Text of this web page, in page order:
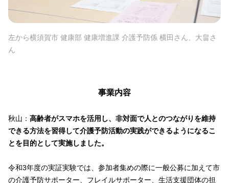
左から横須賀市 健康部 健康増進課 介護予防係 横田さん、大畠さ
ん
事業内容
秋山： 高齢者がスマホを活用し、非対面で人とのつながりを維持
できる方法を習得して介護予防活動の実践ができるようになるこ
とを目的として実施しました。
令和3年度の実証実験では、参加者集めの際に一般公募に加えて市
の介護予防サポーター、フレイルサポーター、生活支援団体の担